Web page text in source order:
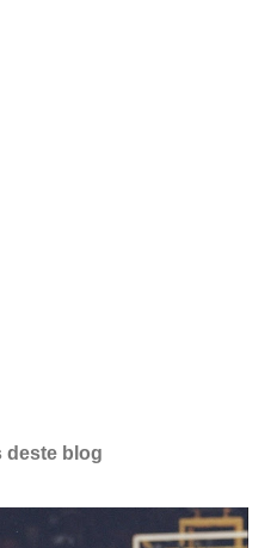
deste blog